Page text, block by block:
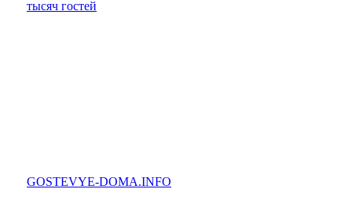
GOSTEVYE-DOMA.INFO